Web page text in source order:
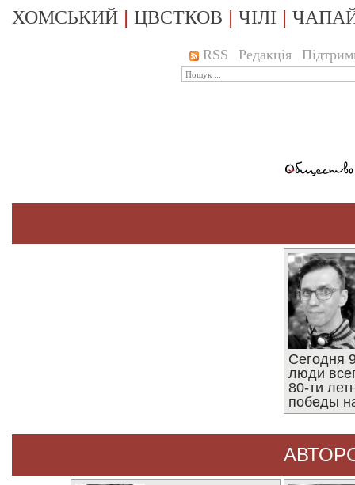
ХОМСЬКИЙ | ЦВЄТКОВ | ЧІЛІ |
RSS Редакція
Сегодня
люди
80-ти
победы